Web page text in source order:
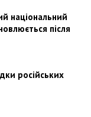
національний
після
російських